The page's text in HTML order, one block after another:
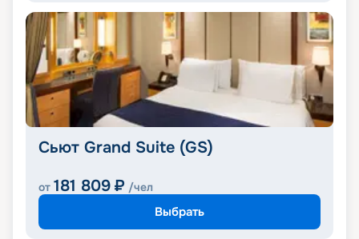
Сьют Grand Suite (GS)
от 181 809 ₽ /чел
Выбрать